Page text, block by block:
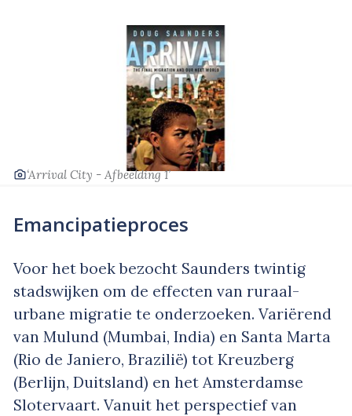
‘Arrival City - Afbeelding 1’
Emancipatieproces
Voor het boek bezocht Saunders twintig
stadswijken om de effecten van ruraal-
urbane migratie te onderzoeken. Variërend
van Mulund (Mumbai, India) en Santa Marta
(Rio de Janiero, Brazilië) tot Kreuzberg
(Berlijn, Duitsland) en het Amsterdamse
Slotervaart. Vanuit het perspectief van